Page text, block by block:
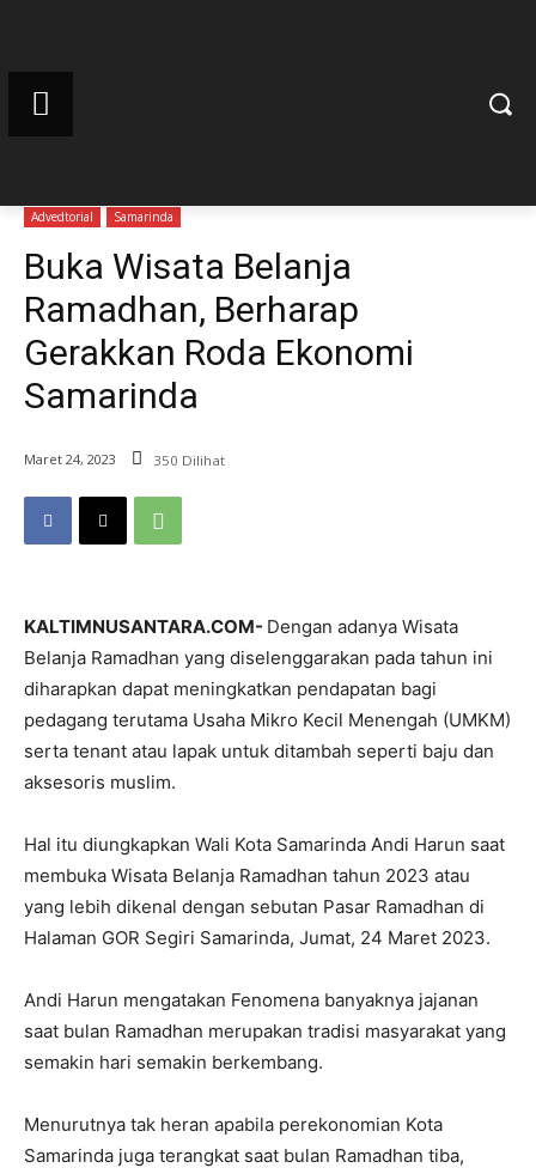
Advedtorial Samarinda
Buka Wisata Belanja
Ramadhan, Berharap
Gerakkan Roda Ekonomi
Samarinda
Maret 24, 2023 350 Dilihat
KALTIMNUSANTARA.COM- Dengan adanya Wisata
Belanja Ramadhan yang diselenggarakan pada tahun ini
diharapkan dapat meningkatkan pendapatan bagi
pedagang terutama Usaha Mikro Kecil Menengah (UMKM)
serta tenant atau lapak untuk ditambah seperti baju dan
aksesoris muslim.
Hal itu diungkapkan Wali Kota Samarinda Andi Harun saat
membuka Wisata Belanja Ramadhan tahun 2023 atau
yang lebih dikenal dengan sebutan Pasar Ramadhan di
Halaman GOR Segiri Samarinda, Jumat, 24 Maret 2023.
Andi Harun mengatakan Fenomena banyaknya jajanan
saat bulan Ramadhan merupakan tradisi masyarakat yang
semakin hari semakin berkembang.
Menurutnya tak heran apabila perekonomian Kota
Samarinda juga terangkat saat bulan Ramadhan tiba,